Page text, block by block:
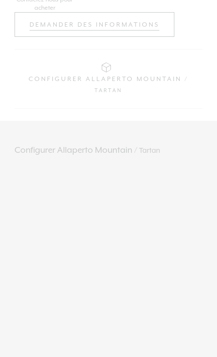
acheter
DEMANDER DES INFORMATIONS
CONFIGURER ALLAPERTO MOUNTAIN /
TARTAN
Configurer Allaperto Mountain / Tartan